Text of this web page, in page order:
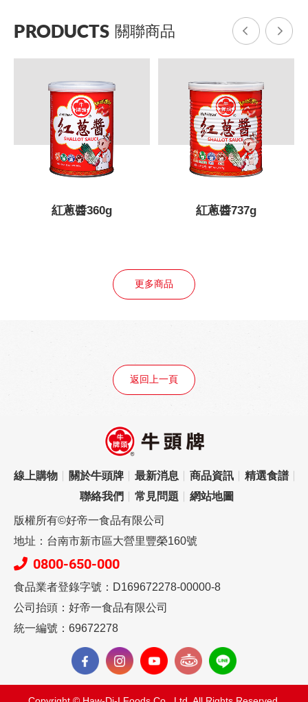
PRODUCTS 關聯商品
紅蔥醬737g 紅蔥醬3kg
更多商品
返回上一頁
線上購物 關於牛頭牌 最新消息 商品資訊
精選食譜
聯絡我們
常見問題 網站地圖
版權所有©好帝一食品有限公司
地址：台南市新市區大營里豐榮160號
0800-650-000
食品業者登錄字號：D169672278-00000-8
公司抬頭：好帝一食品有限公司
統一編號：69672278